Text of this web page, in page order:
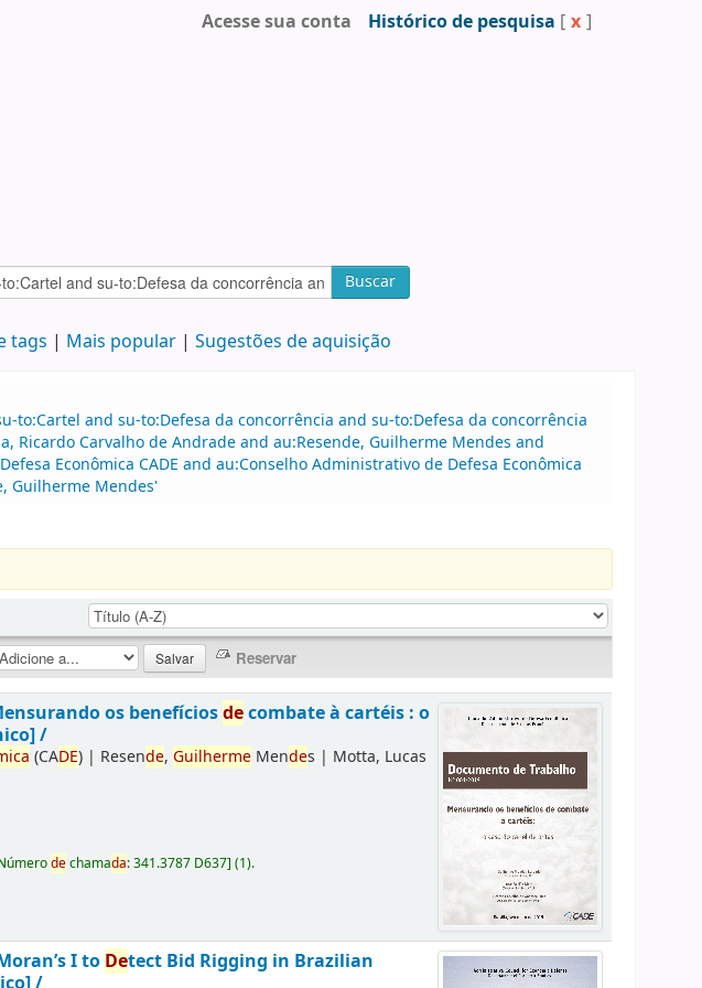
Acesse sua conta Histórico de pesquisa [ x ]
Buscar
tags Mais popular Sugestões de aquisição
to:Cartel and su-to:Defesa da concorrência and su-to:Defesa da concorrência
Ricardo Carvalho de Andrade and au:Resende, Guilherme Mendes and
Econômica CADE and au:Conselho Administrativo de Defesa Econômica
Guilherme Mendes'
os benefíciosdecombate à cartéis : o
/
(CADE) | Resende,Guilherme Mendes | Motta, Lucas
dechamada:341.3787 D637](1).
I to Detect Bid Rigging in Brazilian